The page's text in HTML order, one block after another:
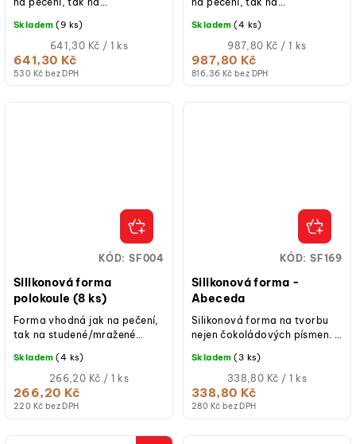
530 Kč bez DPH
641,30 Kč
Měrná
cena:
641,30 Kč / 1 ks
Skladem (9 ks)
816,36 Kč bez DPH
987,80 Kč
Měrná
cena:
987,80 Kč / 1 ks
Skladem (4 ks)
Silikonová forma
polokoule (8 ks)
220 Kč bez DPH
266,20 Kč
Měrná
cena:
266,20 Kč / 1 ks
Skladem (4 ks)
Forma vhodná jak na pečení,
tak na studené/mražené
KÓD: SF004
Silikonová forma -
Abeceda
280 Kč bez DPH
338,80 Kč
Měrná
cena:
338,80 Kč / 1 ks
Skladem (3 ks)
Silikonová forma na tvorbu
nejen čokoládových písmen.
přání, buďte kreativní.
KÓD: SF169